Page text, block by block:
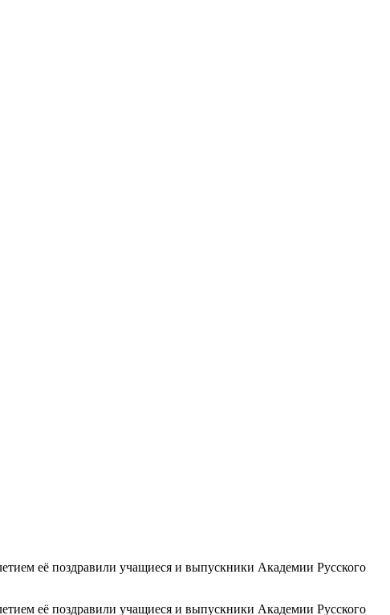
её поздравили учащиеся и выпускники Академии Русского
её поздравили учащиеся и выпускники Академии Русского